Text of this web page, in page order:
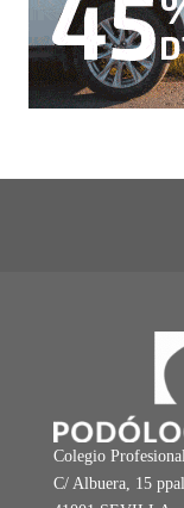
Colegio
C/ Albuera, 15 ppal